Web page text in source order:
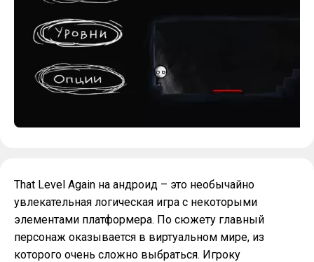
That Level Again на андроид – это необычайно
увлекательная логическая игра с некоторыми
элементами платформера. По сюжету главный
персонаж оказывается в виртуальном мире, из
которого очень сложно выбраться. Игроку